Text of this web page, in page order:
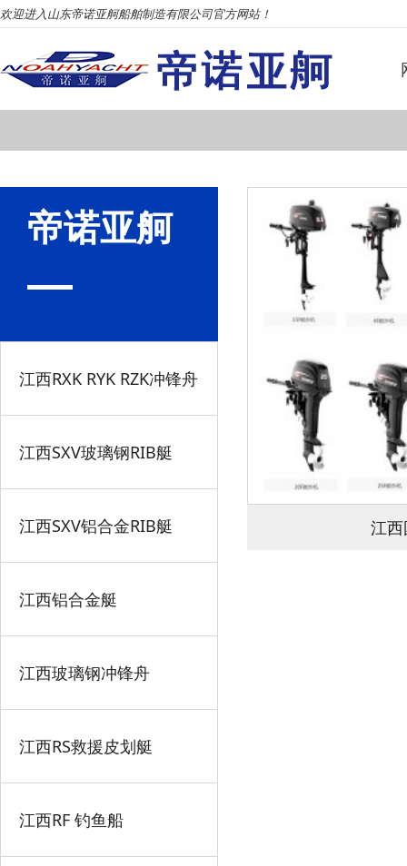
欢迎进入山东帝诺亚舸船舶制造有限公司官方网站！
帝诺亚舸
江西RXK RYK RZK冲锋舟
江西SXV玻璃钢RIB艇
江西SXV铝合金RIB艇
江西铝合金艇
江西玻璃钢冲锋舟
江西RS救援皮划艇
江西RF 钓鱼船
江